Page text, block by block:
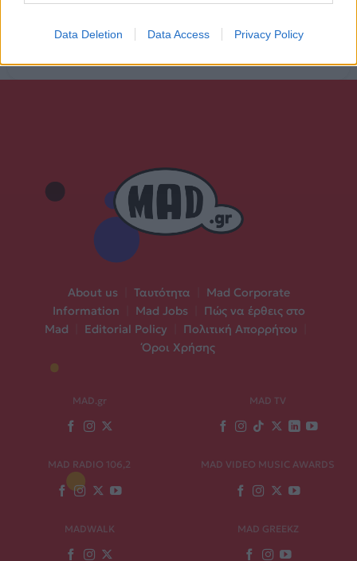
Data Deletion Data Access Privacy Policy
About us Ταυτότητα
Mad Corporate
Information
Mad Jobs
Πώς να έρθεις στο
Mad
Editorial Policy Πολιτική Απορρήτου
Όροι Χρήσης
MAD.gr MAD TV
MAD RADIO 106,2 MAD VIDEO MUSIC AWARDS
MADWALK MAD GREEKZ